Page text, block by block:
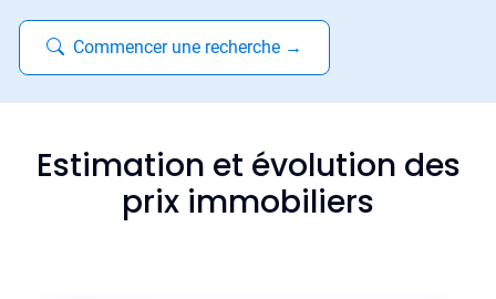
Commencer une recherche →
Estimation et évolution des
prix immobiliers